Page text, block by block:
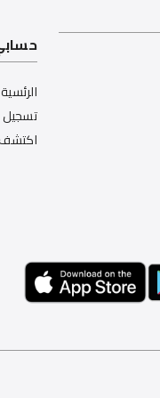
الرئسية
تسجيل